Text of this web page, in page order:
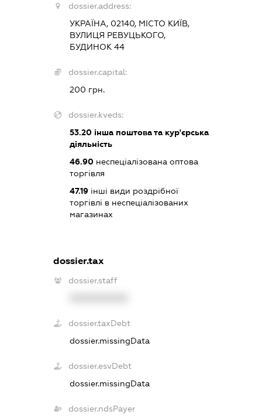
dossier.address:
УКРАЇНА, 02140, МІСТО КИЇВ,
ВУЛИЦЯ РЕВУЦЬКОГО,
БУДИНОК 44
dossier.capital:
200 грн.
dossier.kveds:
53.20інша поштова та кур'єрська
діяльність
46.90неспеціалізована оптова
торгівля
47.19інші види роздрібної
торгівлі в неспеціалізованих
магазинах
dossier.tax
dossier.staff
dossier.taxDebt
dossier.missingData
dossier.esvDebt
dossier.missingData
dossier.ndsPayer